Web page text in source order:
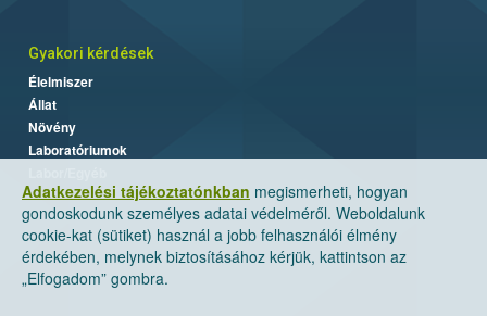
Adatkezelési tájékoztatónkban megismerheti, hogyan
gondoskodunk személyes adatai védelméről. Weboldalunk
cookie-kat (sütiket) használ a jobb felhasználói élmény
érdekében, melynek biztosításához kérjük, kattintson az
„Elfogadom” gombra.
Gyakori kérdések
Élelmiszer
Állat
Növény
Laboratóriumok